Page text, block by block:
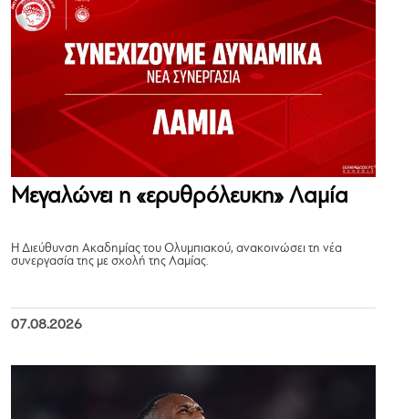
Μεγαλώνει η «ερυθρόλευκη» Λαμία
Η Διεύθυνση Ακαδημίας του Ολυμπιακού, ανακοινώσει τη νέα
συνεργασία της με σχολή της Λαμίας.
07.08.2026